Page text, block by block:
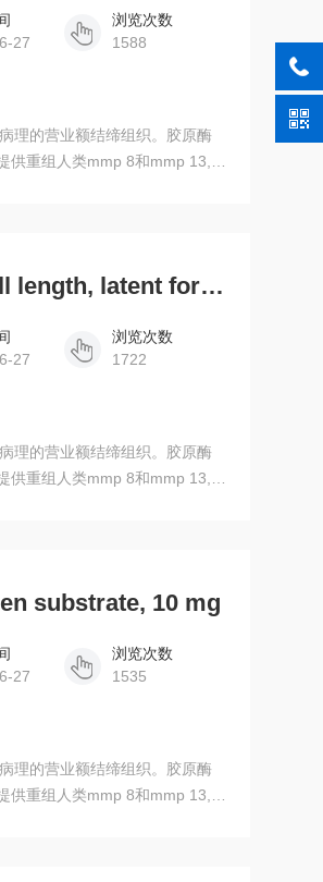
27
浏览次数
1588
理的营业额结缔组织。胶原酶
重组人类mmp 8和mmp 13,除
5001Recombinant human MMP-8 （full length, latent form）, 10 units
27
浏览次数
1722
理的营业额结缔组织。胶原酶
重组人类mmp 8和mmp 13,除
substrate, 10 mg
27
浏览次数
1535
理的营业额结缔组织。胶原酶
重组人类mmp 8和mmp 13,除